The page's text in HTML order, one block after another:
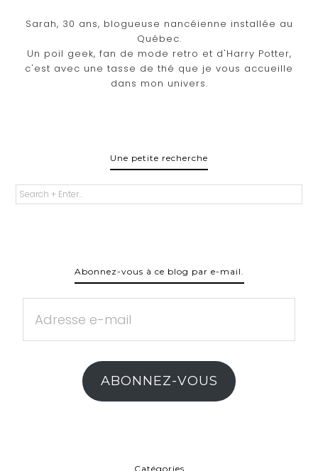
Sarah, 30 ans, blogueuse nancéienne installée au
Québec.
Un poil geek, fan de mode retro et d'Harry Potter,
c'est avec une tasse de thé que je vous accueille
dans mon univers.
Une petite recherche
Abonnez-vous à ce blog par e-mail.
e-
mail
ABONNEZ-VOUS
Catégories